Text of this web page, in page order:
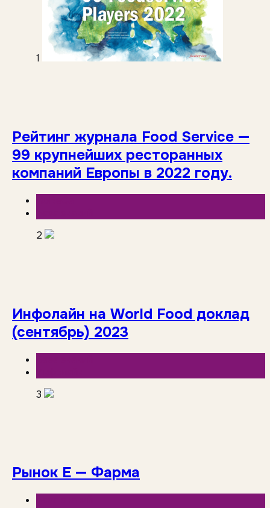
1
Рейтинг журнала Food Service —
99 крупнейших ресторанных
компаний Европы в 2022 году.
2
Инфолайн на World Food доклад
(сентябрь) 2023
3
Рынок Е — Фарма